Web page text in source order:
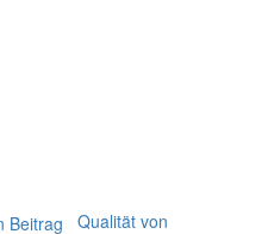
Qualität von